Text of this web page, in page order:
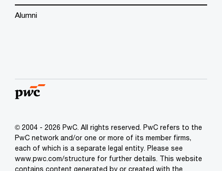
Alumni
© 2004 - 2026 PwC. All rights reserved. PwC refers to the
PwC network and/or one or more of its member firms,
each of which is a separate legal entity. Please see
www.pwc.com/structure for further details. This website
contains content generated by or created with the